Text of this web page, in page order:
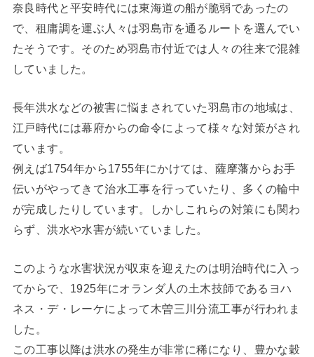
奈良時代と平安時代には東海道の船が脆弱であったの
で、租庸調を運ぶ人々は羽島市を通るルートを選んでい
たそうです。そのため羽島市付近では人々の往来で混雑
していました。
長年洪水などの被害に悩まされていた羽島市の地域は、
江戸時代には幕府からの命令によって様々な対策がされ
ています。
例えば1754年から1755年にかけては、薩摩藩からお手
伝いがやってきて治水工事を行っていたり、多くの輪中
が完成したりしています。しかしこれらの対策にも関わ
らず、洪水や水害が続いていました。
このような水害状況が収束を迎えたのは明治時代に入っ
てからで、1925年にオランダ人の土木技師であるヨハ
ネス・デ・レーケによって木曽三川分流工事が行われま
した。
この工事以降は洪水の発生が非常に稀になり、豊かな穀